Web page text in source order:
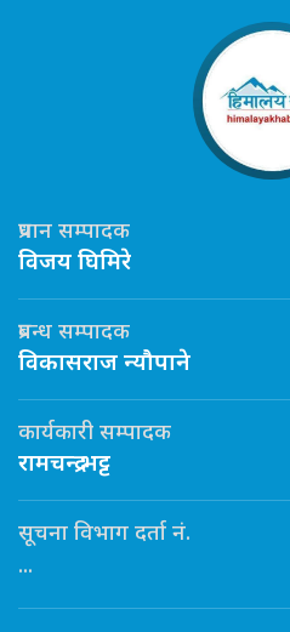
प्रधान सम्पादक
विजय घिमिरे
प्रबन्ध सम्पादक
विकासराज न्यौपाने
कार्यकारी सम्पादक
रामचन्द्र भट्ट
सूचना विभाग दर्ता नं.
...